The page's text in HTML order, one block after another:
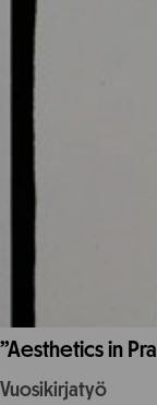
”Aesthetics in
Vuosikirjatyö